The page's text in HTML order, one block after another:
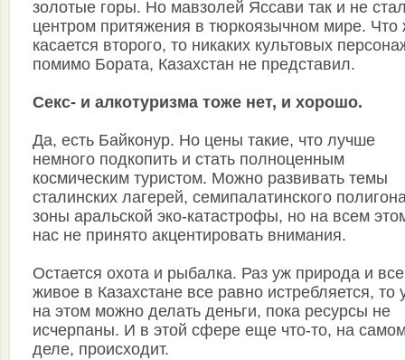
золотые горы. Но мавзолей Яссави так и не
центром притяжения в тюркоязычном мире. Что
касается второго, то никаких культовых
помимо Бората, Казахстан не представил.
Секс- и алкотуризма тоже нет, и хорошо.
Да, есть Байконур. Но цены такие, что лучше
немного подкопить и стать полноценным
космическим туристом. Можно развивать темы
сталинских лагерей, семипалатинского
зоны аральской эко-катастрофы, но на всем
нас не принято акцентировать внимания.
Остается охота и рыбалка. Раз уж природа и все
живое в Казахстане все равно истребляется, то
на этом можно делать деньги, пока ресурсы не
исчерпаны. И в этой сфере еще что-то, на
деле, происходит.